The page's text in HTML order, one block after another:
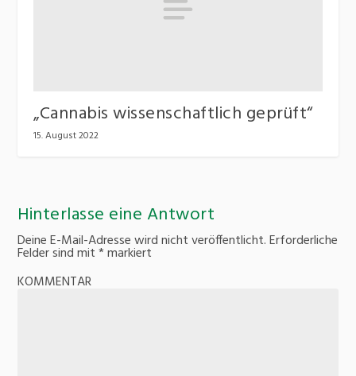
„Cannabis wissenschaftlich geprüft“
15. August 2022
Hinterlasse eine Antwort
Deine E-Mail-Adresse wird nicht veröffentlicht. Erforderliche
Felder sind mit*markiert
KOMMENTAR